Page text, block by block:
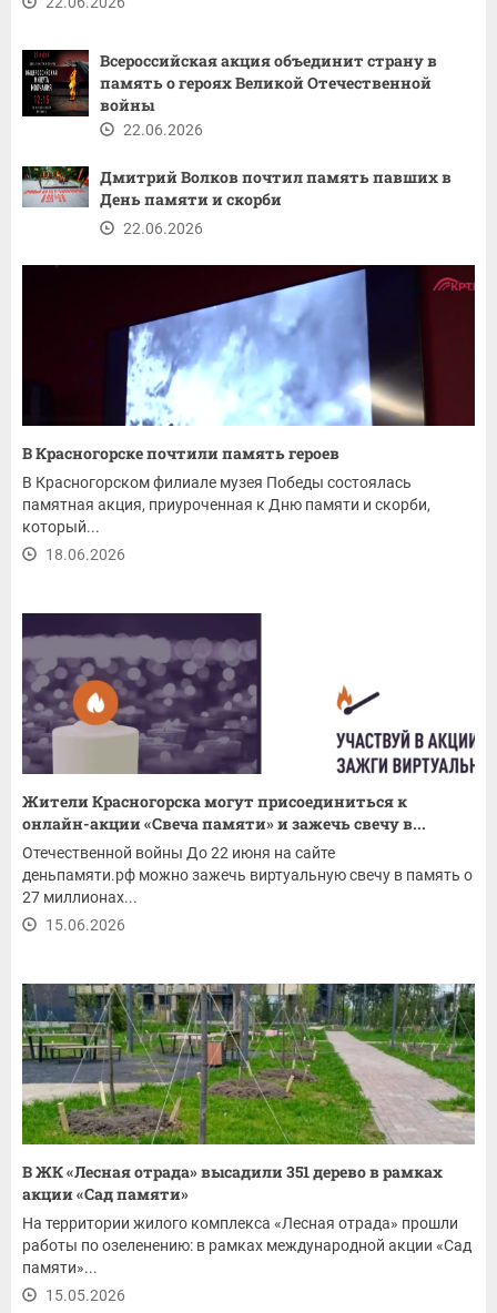
Всероссийская акция объединит страну в
память о героях Великой Отечественной
войны
22.06.2026
Дмитрий Волков почтил память павших в
День памяти и скорби
22.06.2026
В Красногорске почтили память героев
В Красногорском филиале музея Победы состоялась
памятная акция, приуроченная к Дню памяти и скорби,
который...
18.06.2026
Жители Красногорска могут присоединиться к
онлайн-акции «Свеча памяти» и зажечь свечу в...
Отечественной войны До 22 июня на сайте
деньпамяти.рф можно зажечь виртуальную свечу в память о
27 миллионах...
15.06.2026
В ЖК «Лесная отрада» высадили 351 дерево в рамках
акции «Сад памяти»
На территории жилого комплекса «Лесная отрада» прошли
работы по озеленению: в рамках международной акции «Сад
памяти»...
15.05.2026